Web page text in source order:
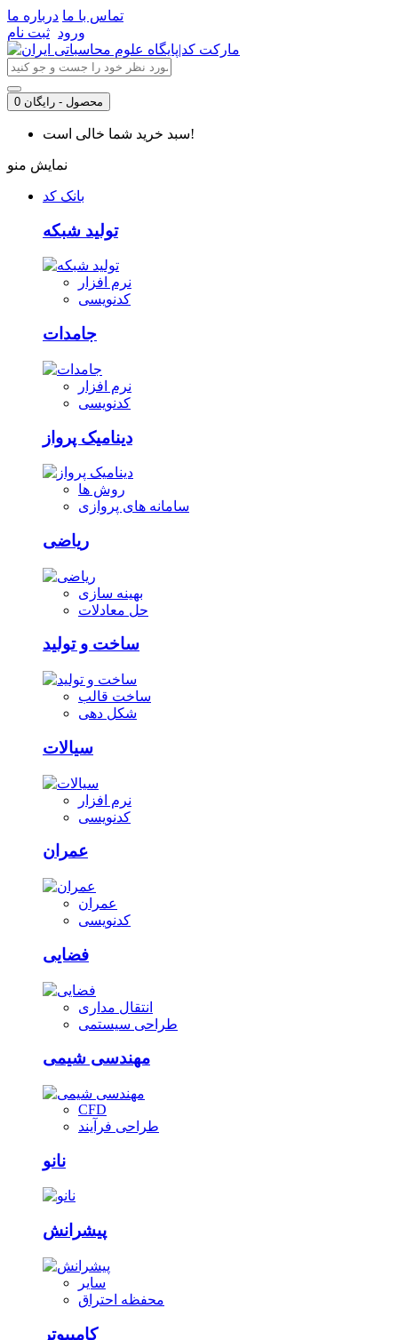
تماس با ما درباره ما
ورود ثبت نام
0 محصول - رایگان
سبد خرید شما خالی است!
نمایش منو
بانک کد
تولید شبکه
نرم افزار
کدنویسی
جامدات
نرم افزار
کدنویسی
دینامیک پرواز
روش ها
سامانه های پروازی
ریاضی
بهینه سازی
حل معادلات
ساخت و تولید
ساخت قالب
شکل دهی
سیالات
نرم افزار
کدنویسی
عمران
عمران
کدنویسی
فضایی
انتقال مداری
طراحی سیستمی
مهندسی شیمی
CFD
طراحی فرآیند
نانو
پیشرانش
سایر
محفظه احتراق
کامپیوتر